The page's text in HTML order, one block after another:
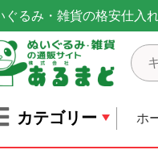
ぐるみ・雑貨の格安仕入
カテゴリー ホ